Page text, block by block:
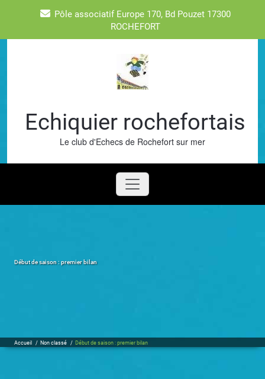
Pôle associatif Europe 170, Bd Pouzet 17300
ROCHEFORT
Echiquier rochefortais
Le club d'Echecs de Rochefort sur mer
Début de saison : premier bilan
Accueil / Non classé / Début de saison : premier bilan